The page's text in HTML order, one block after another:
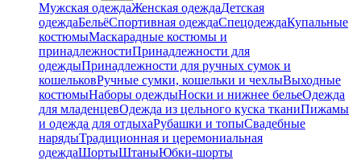
Мужская одеждаЖенская одеждаДетская
одеждаБельёСпортивная одеждаСпецодеждаКупальные
костюмыМаскарадные костюмы и
принадлежностиПринадлежности для
одеждыПринадлежности для ручных сумок и
кошельковРучные сумки, кошельки и чехлыВыходные
костюмыНаборы одеждыНоски и нижнее бельеОдежда
для младенцевОдежда из цельного куска тканиПижамы
и одежда для отдыхаРубашки и топыСвадебные
нарядыТрадиционная и церемониальная
одеждаШортыШтаныЮбки-шорты